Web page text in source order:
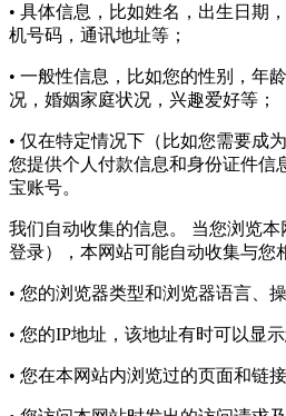
学历
工作年限
最快到岗时间
上传简历
隐私权声明
生效日期：2020年11月1日
我们非常重视保护用户的隐私权，
本网站的特定服务之前，仔细阅读
站，即视为您同意本隐私权声明并